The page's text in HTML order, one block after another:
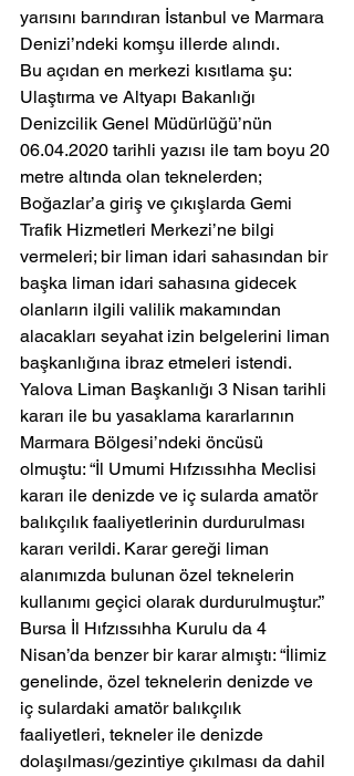
yarısını barındıran İstanbul ve Marmara
Denizi’ndeki komşu illerde alındı.
Bu açıdan en merkezi kısıtlama şu:
Ulaştırma ve Altyapı Bakanlığı
Denizcilik Genel Müdürlüğü’nün
06.04.2020 tarihli yazısı ile tam boyu 20
metre altında olan teknelerden;
Boğazlar’a giriş ve çıkışlarda Gemi
Trafik Hizmetleri Merkezi’ne bilgi
vermeleri; bir liman idari sahasından bir
başka liman idari sahasına gidecek
olanların ilgili valilik makamından
alacakları seyahat izin belgelerini liman
başkanlığına ibraz etmeleri istendi.
Yalova Liman Başkanlığı 3 Nisan tarihli
kararı ile bu yasaklama kararlarının
Marmara Bölgesi’ndeki öncüsü
olmuştu: “İl Umumi Hıfzıssıhha Meclisi
kararı ile denizde ve iç sularda amatör
balıkçılık faaliyetlerinin durdurulması
kararı verildi. Karar gereği liman
alanımızda bulunan özel teknelerin
kullanımı geçici olarak durdurulmuştur.”
Bursa İl Hıfzıssıhha Kurulu da 4
Nisan’da benzer bir karar almıştı: “İlimiz
genelinde, özel teknelerin denizde ve
iç sulardaki amatör balıkçılık
faaliyetleri, tekneler ile denizde
dolaşılması/gezintiye çıkılması da dahil